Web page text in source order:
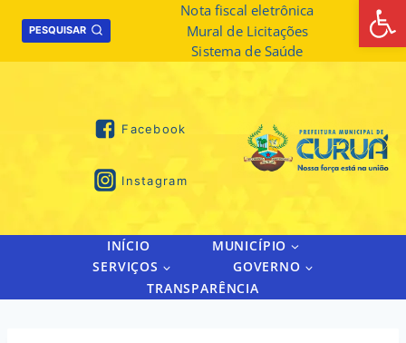
PESQUISAR
Nota fiscal eletrônica
Mural de Licitações
Sistema de Saúde
Facebook
Instagram
INÍCIO
MUNICÍPIO
SERVIÇOS
GOVERNO
TRANSPARÊNCIA